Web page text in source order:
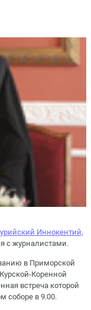
Иннокентий,
с журналистами.
в Приморской
Коренной
встреча которой
соборе в 9.00.